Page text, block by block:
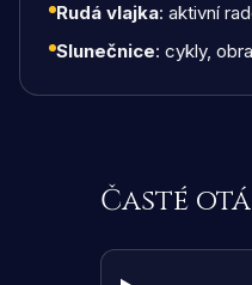
Rudá vlajka: aktivní
Slunečnice: cykly,
Časté